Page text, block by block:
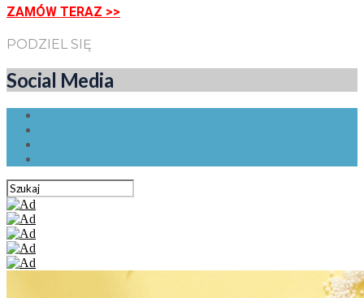
ZAMÓW TERAZ >>
PODZIEL SIĘ
Social Media